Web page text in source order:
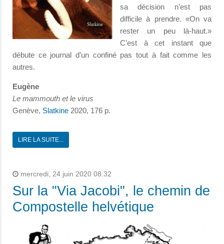
sa décision n’est pas
difficile à prendre. «On va
rester un peu là-haut.»
C’est à cet instant que
débute ce journal d’un confiné pas tout à fait comme les
autres.
Eugène
Le mammouth et le virus
Genève, Slatkine 2020, 176 p.
LIRE LA SUITE...
mercredi, 24 juin 2020 08:32
Sur la "Via Jacobi", le chemin de
Compostelle helvétique